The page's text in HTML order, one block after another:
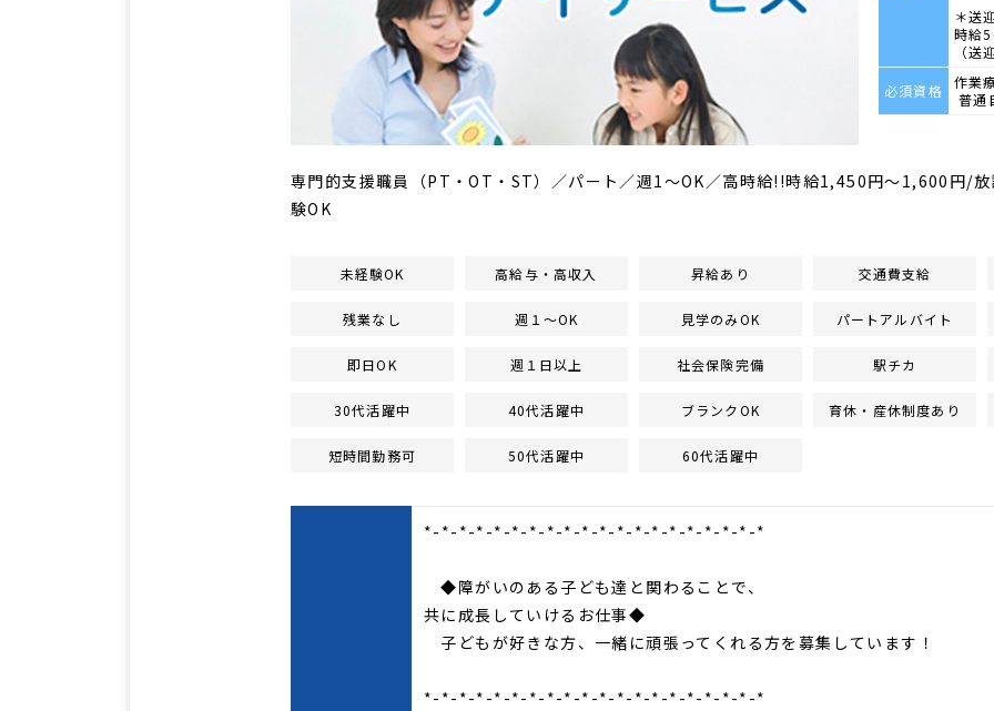
＊送
時給
（
必須資格
作業
普通
専門的支援職員（PT・OT・ST）／パート／週1～OK／高時給!!時給1,450円～1,600円/
験OK
未経験OK 高給与・高収入 昇給あり 交通費支給
残業なし 週１～OK 見学のみOK パートアルバイト
即日OK 週１日以上 社会保険完備 駅チカ
30代活躍中 40代活躍中 ブランクOK 育休・産休制度あり
短時間勤務可 50代活躍中 60代活躍中
*-*-*-*-*-*-*-*-*-*-*-*-*-*-*-*-*-*-*-*
◆障がいのある子ども達と関わることで、
共に成長していけるお仕事◆
子どもが好きな方、一緒に頑張ってくれる方を募集しています！
*-*-*-*-*-*-*-*-*-*-*-*-*-*-*-*-*-*-*-*